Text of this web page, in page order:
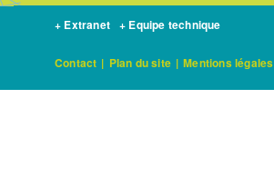
+ Extranet + Equipe technique
Contact | Plan du site | Mentions légales